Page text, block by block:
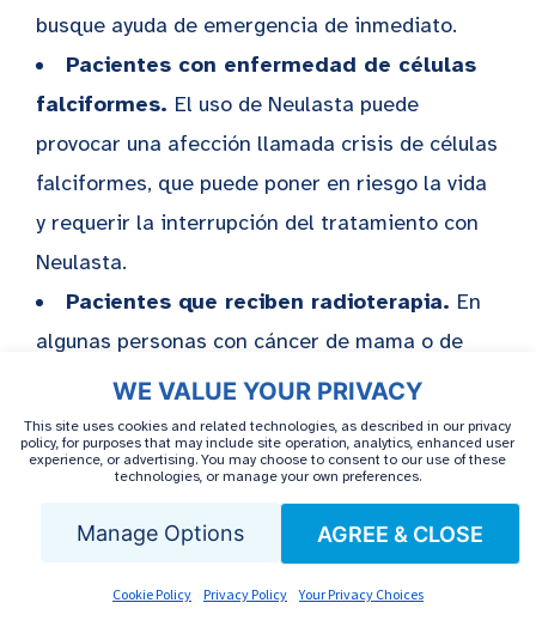
WE VALUE YOUR PRIVACY
This site uses cookies and related technologies, as described in our privacy
policy, for purposes that may include site operation, analytics, enhanced user
experience, or advertising. You may choose to consent to our use of these
technologies, or manage your own preferences.
Manage Options AGREE & CLOSE
Cookie Policy Privacy Policy Your Privacy Choices
busque ayuda de emergencia de inmediato.
Pacientes con enfermedad de células
falciformes. El uso de Neulasta puede
provocar una afección llamada crisis de células
falciformes, que puede poner en riesgo la vida
y requerir la interrupción del tratamiento con
Neulasta.
Pacientes que reciben radioterapia. En
algunas personas con cáncer de mama o de
pulmón, el uso de pegfilgrastim con
quimioterapia o radioterapia se ha relacionado
con un mayor riesgo de ciertos tipos de cáncer
de la sangre (SMD/LMA). Su equipo estará
atento a cualquier signo.